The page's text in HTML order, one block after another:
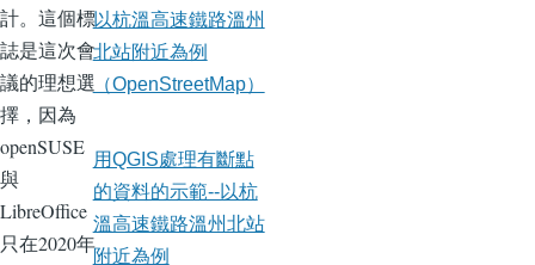
計。這個標
誌是這次會
議的理想選
擇，因為
openSUSE
與
LibreOffice
只在2020年
以杭溫高速鐵路溫州
北站附近為例
（OpenStreetMap）
用QGIS處理有斷點
的資料的示範--以杭
溫高速鐵路溫州北站
附近為例